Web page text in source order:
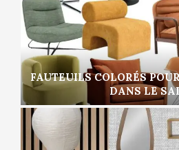
FAUTEUILS COLORÉS
DANS LE